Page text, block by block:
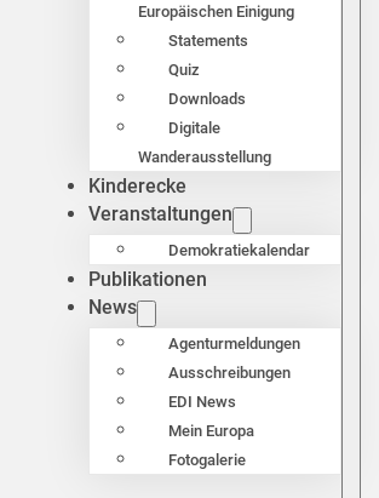
Europäischen Einigung
Statements
Quiz
Downloads
Digitale
Wanderausstellung
Kinderecke
Veranstaltungen
Demokratiekalendar
Publikationen
News
Agenturmeldungen
Ausschreibungen
EDI News
Mein Europa
Fotogalerie